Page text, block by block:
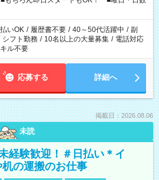
いOK / 履歴書不要 / 40～50代活躍中 / 副
シフト勤務 / 10名以上の大量募集 / 電話対応
ル不要
応募する 詳細へ
掲載日：2026.08.06
未読
経験歓迎！＃日払い＊イ
の運搬のお仕事